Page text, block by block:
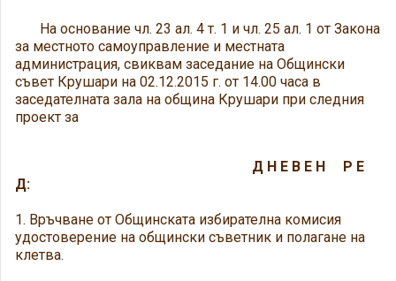
На основание чл. 23 ал. 4 т. 1 и чл. 25 ал. 1 от Закона
за местното самоуправление и местната
администрация, свиквам заседание на Общински
съвет Крушари на 02.12.2015 г. от 14.00 часа в
заседателната зала на община Крушари при следния
проект за
Д Н Е В Е Н Р Е
Д:
1. Връчване от Общинската избирателна комисия
удостоверение на общински съветник и полагане на
клетва.